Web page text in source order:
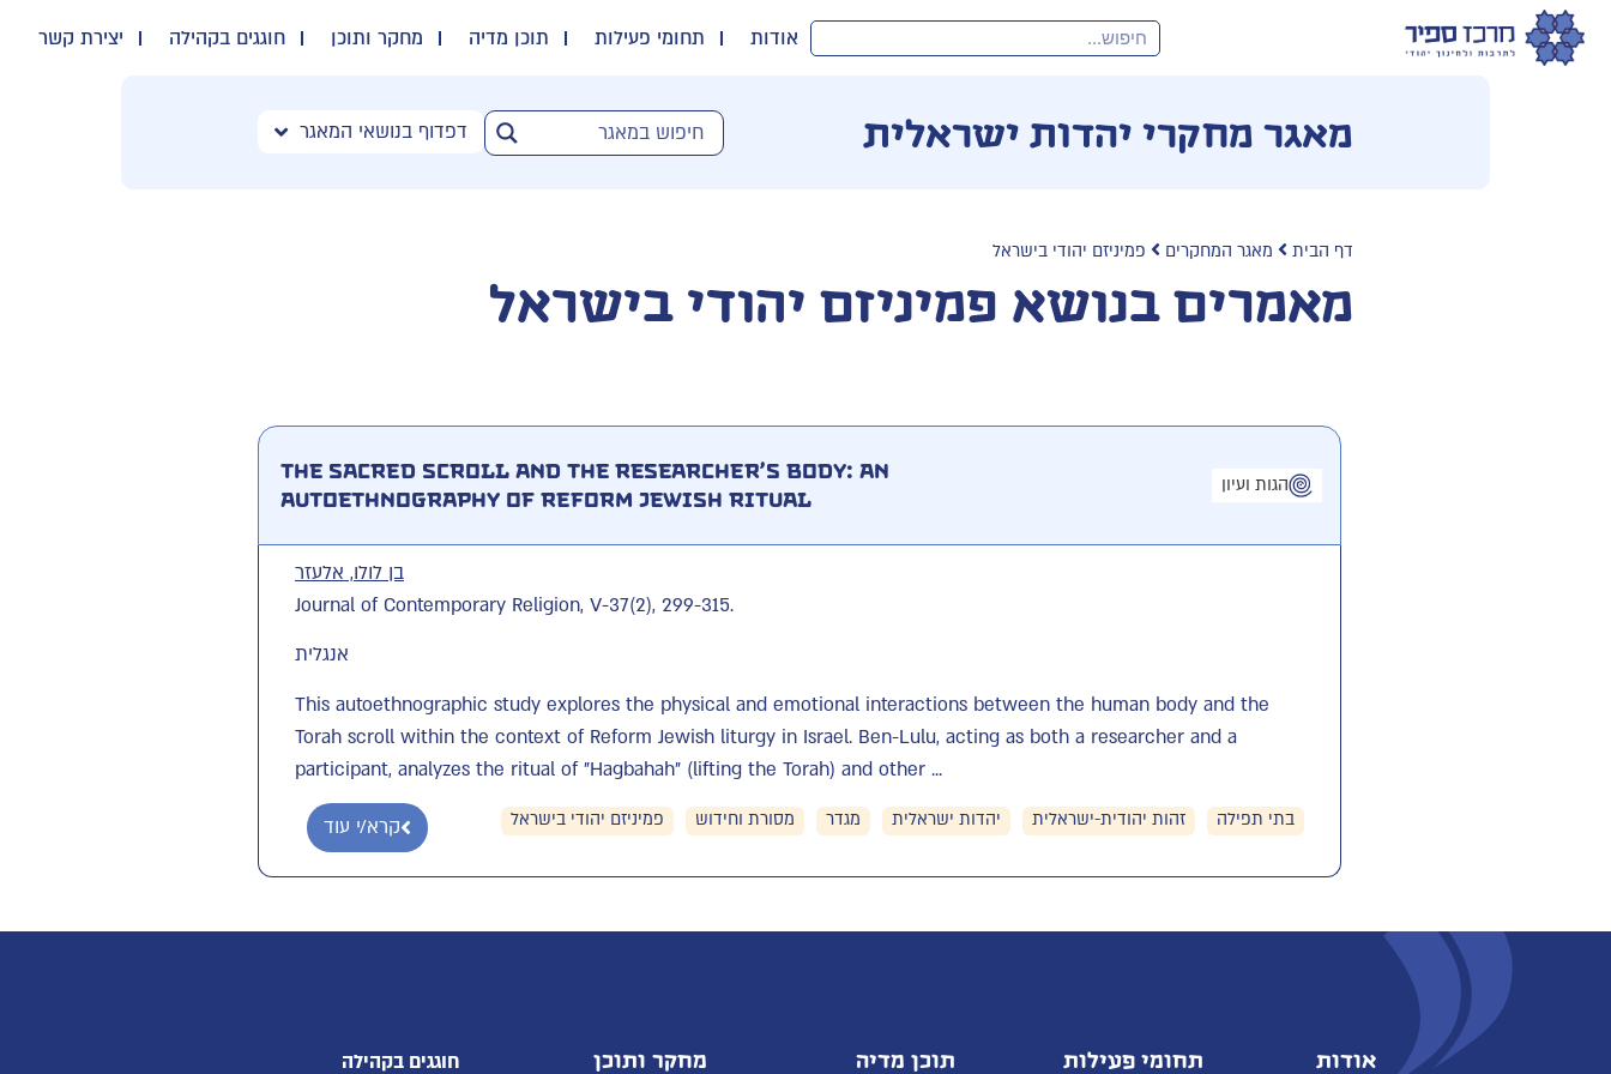
אודות תחומי פעילות תוכן מדיה מחקר ותוכן חוגגים בקהילה יצירת קשר
מאגר מחקרי יהדות ישראלית דפדוף בנושאי המאגר
דף הבית מאגר המחקרים פמיניזם יהודי בישראל
מאמרים בנושא פמיניזם יהודי בישראל
The sacred scroll and the researcher’s body: an
autoethnography of Reform Jewish ritual
הגות ועיון
בן לולו, אלעזר
Journal of Contemporary Religion, V-37(2), 299-315.
אנגלית
This autoethnographic study explores the physical and emotional interactions between the human body and the
Torah scroll within the context of Reform Jewish liturgy in Israel. Ben-Lulu, acting as both a researcher and a
participant, analyzes the ritual of "Hagbahah" (lifting the Torah) and other ...
בתי תפילה זהות יהודית-ישראלית יהדות ישראלית מגדר מסורת וחידוש פמיניזם יהודי בישראל קרא/י עוד
אודות תחומי פעילות תוכן מדיה מחקר ותוכן חוגגים בקהילה